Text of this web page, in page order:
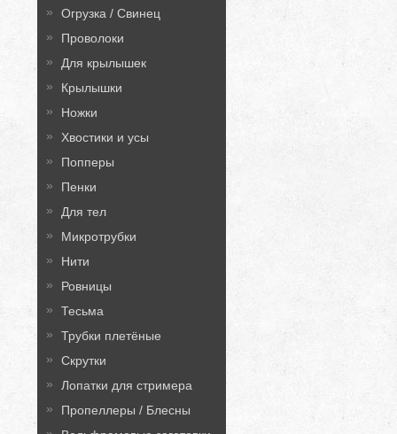
Огрузка / Свинец
Проволоки
Для крылышек
Крылышки
Ножки
Хвостики и усы
Попперы
Пенки
Для тел
Микротрубки
Нити
Ровницы
Тесьма
Трубки плетёные
Скрутки
Лопатки для стримера
Пропеллеры / Блесны